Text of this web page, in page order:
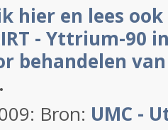
hier en lees
- Yttrium-90
behandelen
.
Bron: UMC -